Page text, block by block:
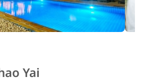
Yai